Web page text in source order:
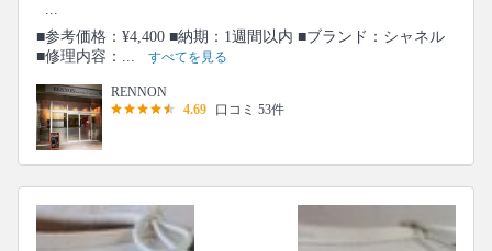
...
■参考価格：¥4,400 ■納期：1週間以内 ■ブランド：シャネル
■修理内容：...
すべてを見る
RENNON
4.69
口コミ 53件